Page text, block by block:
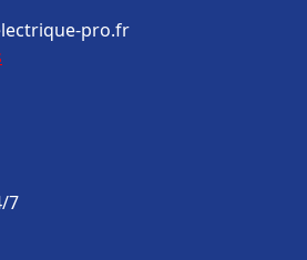
pro.fr
7